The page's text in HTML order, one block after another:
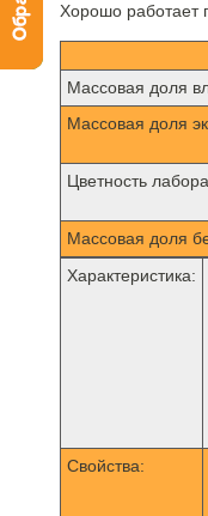
Хорошо работает
Mассовая доля
Массовая доля
Цветность
Массовая доля
Характеристика:
Свойства: